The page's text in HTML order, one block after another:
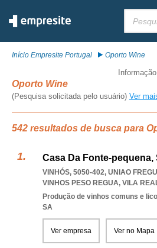
Início Empresite Portugal Oporto Wine
Oporto Wine
(Pesquisa solicitada pelo usuário) Ver
542 resultados de busca para
Casa Da Fonte-pequena,
VINHÓS, 5050-402, UNIAO
VINHOS PESO REGUA, VILA
Produção de vinhos comuns e
SA
Ver empresa Ver no Mapa